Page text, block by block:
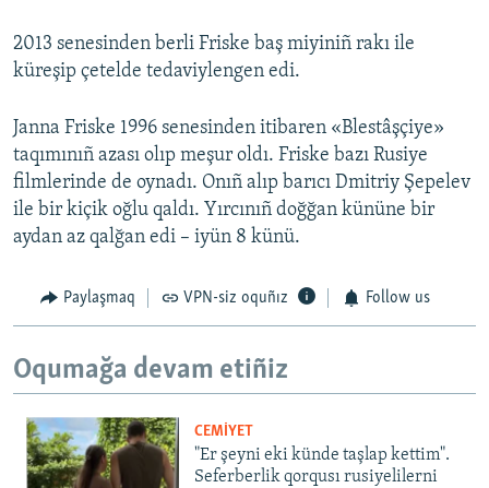
RFE/RS bütün saytları
2013 senesinden berli Friske baş miyiniñ rakı ile
küreşip çetelde tedaviylengen edi.
Janna Friske 1996 senesinden itibaren «Blestâşçiye»
taqımınıñ azası olıp meşur oldı. Friske bazı Rusiye
filmlerinde de oynadı. Onıñ alıp barıcı Dmitriy Şepelev
ile bir kiçik oğlu qaldı. Yırcınıñ doğğan kününe bir
aydan az qalğan edi – iyün 8 künü.
Paylaşmaq VPN-siz oquñız Follow us
Oqumağa devam etiñiz
CEMİYET
"Er şeyni eki künde taşlap kettim".
Seferberlik qorqusı rusiyelilerni